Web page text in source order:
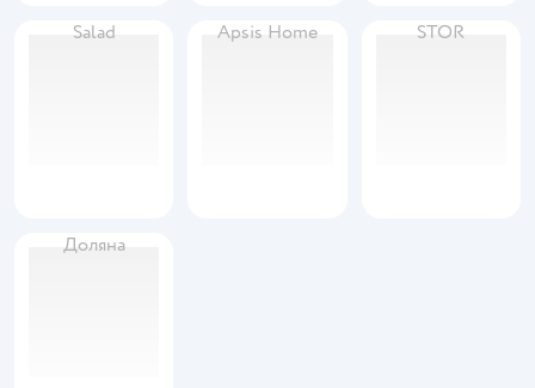
Salad Apsis Home STOR
Доляна